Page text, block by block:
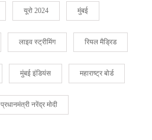
यूरो 2024 मुंबई
लाइव स्ट्रीमिंग रियल मैड्रिड
मुंबई इंडियंस महाराष्ट्र बोर्ड
प्रधानमंत्री नरेंद्र मोदी